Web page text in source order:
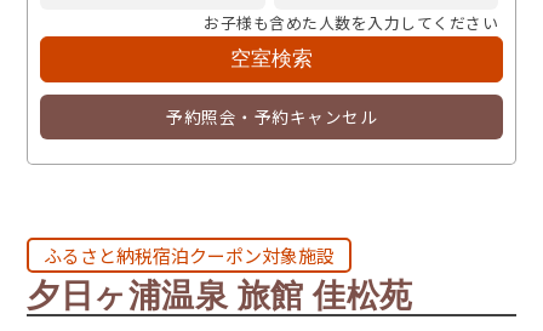
お子様も含めた人数を入力してください
予約照会・予約キャンセル
ふるさと納税宿泊クーポン対象施設
夕日ヶ浦温泉 旅館 佳松苑